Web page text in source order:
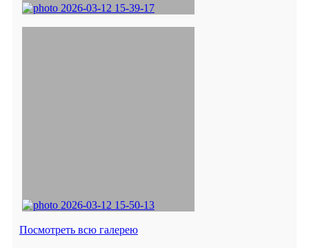
Посмотреть всю галерею